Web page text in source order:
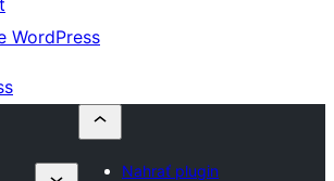
WordPress
Nahrať plugin